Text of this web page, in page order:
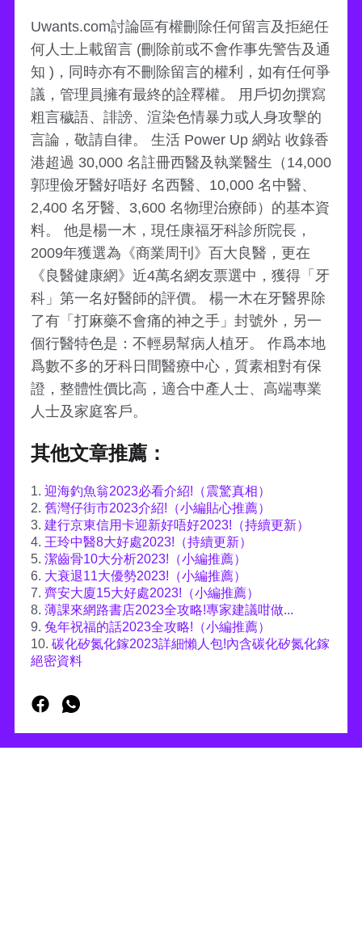
Uwants.com討論區有權刪除任何留言及拒絕任
何人士上載留言 (刪除前或不會作事先警告及通
知 )，同時亦有不刪除留言的權利，如有任何爭
議，管理員擁有最終的詮釋權。 用戶切勿撰寫
粗言穢語、誹謗、渲染色情暴力或人身攻擊的
言論，敬請自律。 生活 Power Up 網站 收錄香
港超過 30,000 名註冊西醫及執業醫生（14,000
郭理儉牙醫好唔好 名西醫、10,000 名中醫、
2,400 名牙醫、3,600 名物理治療師）的基本資
料。 他是楊一木，現任康福牙科診所院長，
2009年獲選為《商業周刊》百大良醫，更在
《良醫健康網》近4萬名網友票選中，獲得「牙
科」第一名好醫師的評價。 楊一木在牙醫界除
了有「打麻藥不會痛的神之手」封號外，另一
個行醫特色是：不輕易幫病人植牙。 作爲本地
爲數不多的牙科日間醫療中心，質素相對有保
證，整體性價比高，適合中產人士、高端專業
人士及家庭客戶。
其他文章推薦：
1. 迎海釣魚翁2023必看介紹!（震驚真相）
2. 舊灣仔街市2023介紹!（小編貼心推薦）
3. 建行京東信用卡迎新好唔好2023!（持續更新）
4. 王玲中醫8大好處2023!（持續更新）
5. 潔齒骨10大分析2023!（小編推薦）
6. 大衰退11大優勢2023!（小編推薦）
7. 齊安大廈15大好處2023!（小編推薦）
8. 薄課來網路書店2023全攻略!專家建議咁做...
9. 兔年祝福的話2023全攻略!（小編推薦）
10. 碳化矽氮化鎵2023詳細懶人包!內含碳化矽氮化鎵
絕密資料